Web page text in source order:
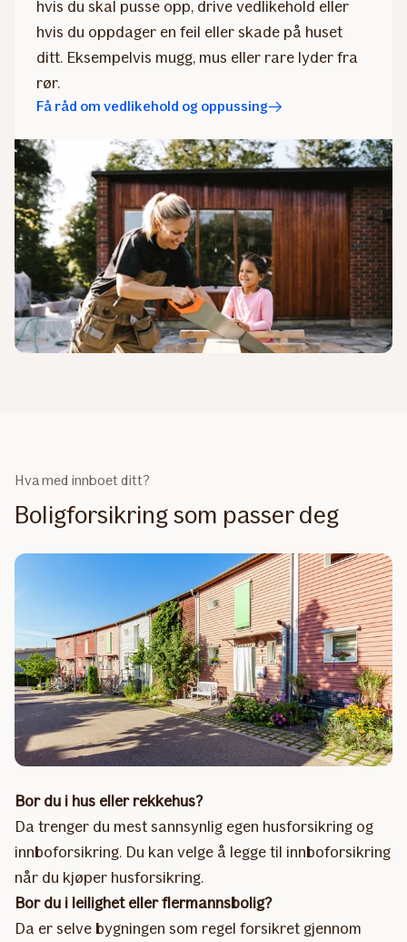
hvis du skal pusse opp, drive vedlikehold eller
hvis du oppdager en feil eller skade på huset
ditt. Eksempelvis mugg, mus eller rare lyder fra
rør.
Få råd om vedlikehold og oppussing
Hva med innboet ditt?
Boligforsikring som passer deg
Bor du i hus eller rekkehus?
Da trenger du mest sannsynlig egen husforsikring og
innboforsikring. Du kan velge å legge til innboforsikring
når du kjøper husforsikring.
Bor du i leilighet eller flermannsbolig?
Da er selve bygningen som regel forsikret gjennom